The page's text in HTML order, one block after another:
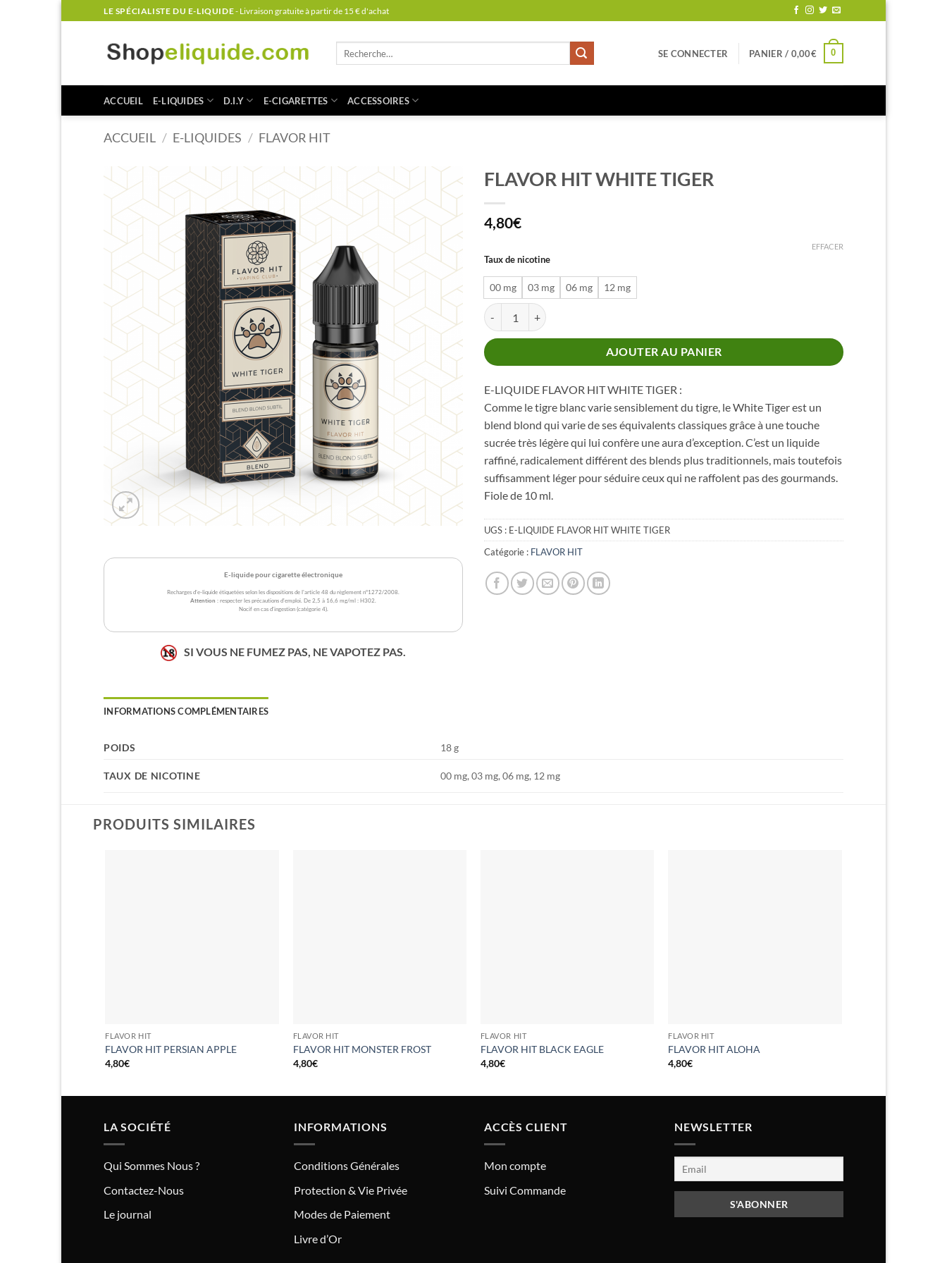
au
LE SPÉCIALISTE DU E-LIQUIDE- Livraison gratuite à partir de 15 € d'achat
SE CONNECTER PANIER / 0,00€ 0
ACCUEIL E-LIQUIDES D.I.Y E-CIGARETTES ACCESSOIRES
ACCUEIL / E-LIQUIDES / FLAVOR HIT
E-liquide pour cigarette électronique
Recharges d'e-liquide étiquetées selon les dispositions de l'article 48 du règlement n°1272/2008.
Attention : respecter les précautions d'emploi. De 2,5 à 16,6 mg/ml : H302.
Nocif en cas d'ingestion (catégorie 4).
SI VOUS NE FUMEZ PAS, NE VAPOTEZ PAS.
FLAVOR HIT WHITE TIGER
4,80€
Taux de nicotine
00 mg 03 mg 06 mg 12 mg
EFFACER
quantité de FLAVOR HIT WHITE TIGER
AJOUTER AU PANIER
E-LIQUIDE FLAVOR HIT WHITE TIGER :
Comme le tigre blanc varie sensiblement du tigre, le White Tiger est un
blend blond qui varie de ses équivalents classiques grâce à une touche
sucrée très légère qui lui confère une aura d’exception. C’est un liquide
raffiné, radicalement différent des blends plus traditionnels, mais toutefois
suffisamment léger pour séduire ceux qui ne raffolent pas des gourmands.
Fiole de 10 ml.
UGS : E-LIQUIDE FLAVOR HIT WHITE TIGER
Catégorie : FLAVOR HIT
INFORMATIONS COMPLÉMENTAIRES
POIDS 18 g
TAUX DE NICOTINE 00 mg, 03 mg, 06 mg, 12 mg
PRODUITS SIMILAIRES
FLAVOR HIT
FLAVOR HIT PERSIAN APPLE
4,80€
FLAVOR HIT
FLAVOR HIT MONSTER FROST
4,80€
FLAVOR HIT
FLAVOR HIT BLACK EAGLE
4,80€
FLAVOR HIT
FLAVOR HIT ALOHA
4,80€
LA SOCIÉTÉ
Qui Sommes Nous ?
Contactez-Nous
Le journal
INFORMATIONS
Conditions Générales
Protection & Vie Privée
Modes de Paiement
Livre d’Or
ACCÈS CLIENT
Mon compte
Suivi Commande
NEWSLETTER